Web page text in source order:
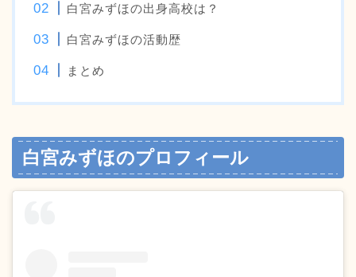
白宮みずほの出身高校は？
白宮みずほの活動歴
まとめ
白宮みずほのプロフィール